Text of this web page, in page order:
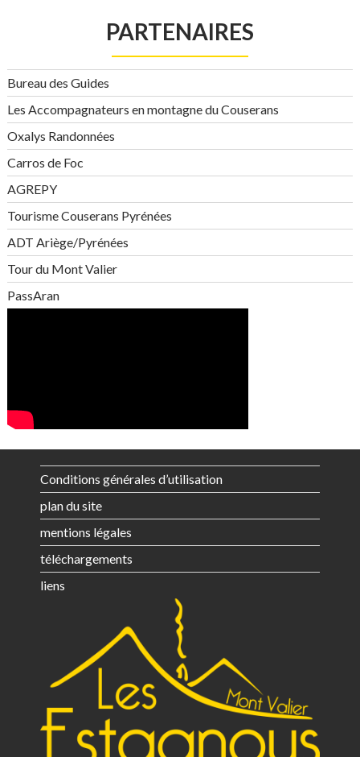
PARTENAIRES
Bureau des Guides
Les Accompagnateurs en montagne du Couserans
Oxalys Randonnées
Carros de Foc
AGREPY
Tourisme Couserans Pyrénées
ADT Ariège/Pyrénées
Tour du Mont Valier
PassAran
Conditions générales d’utilisation
plan du site
mentions légales
téléchargements
liens